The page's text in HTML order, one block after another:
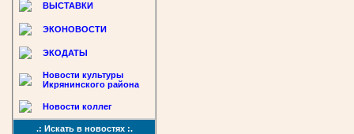
ВЫСТАВКИ
ЭКОНОВОСТИ
ЭКОДАТЫ
Новости культуры
Икрянинского района
Новости коллег
.: Искать в новостях :.